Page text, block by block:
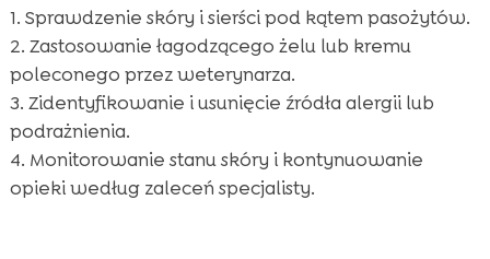
Sprawdzenie skóry i sierści pod kątem pasożytów.
Zastosowanie łagodzącego żelu lub kremu
poleconego przez weterynarza.
Zidentyfikowanie i usunięcie źródła alergii lub
podrażnienia.
Monitorowanie stanu skóry i kontynuowanie
opieki według zaleceń specjalisty.